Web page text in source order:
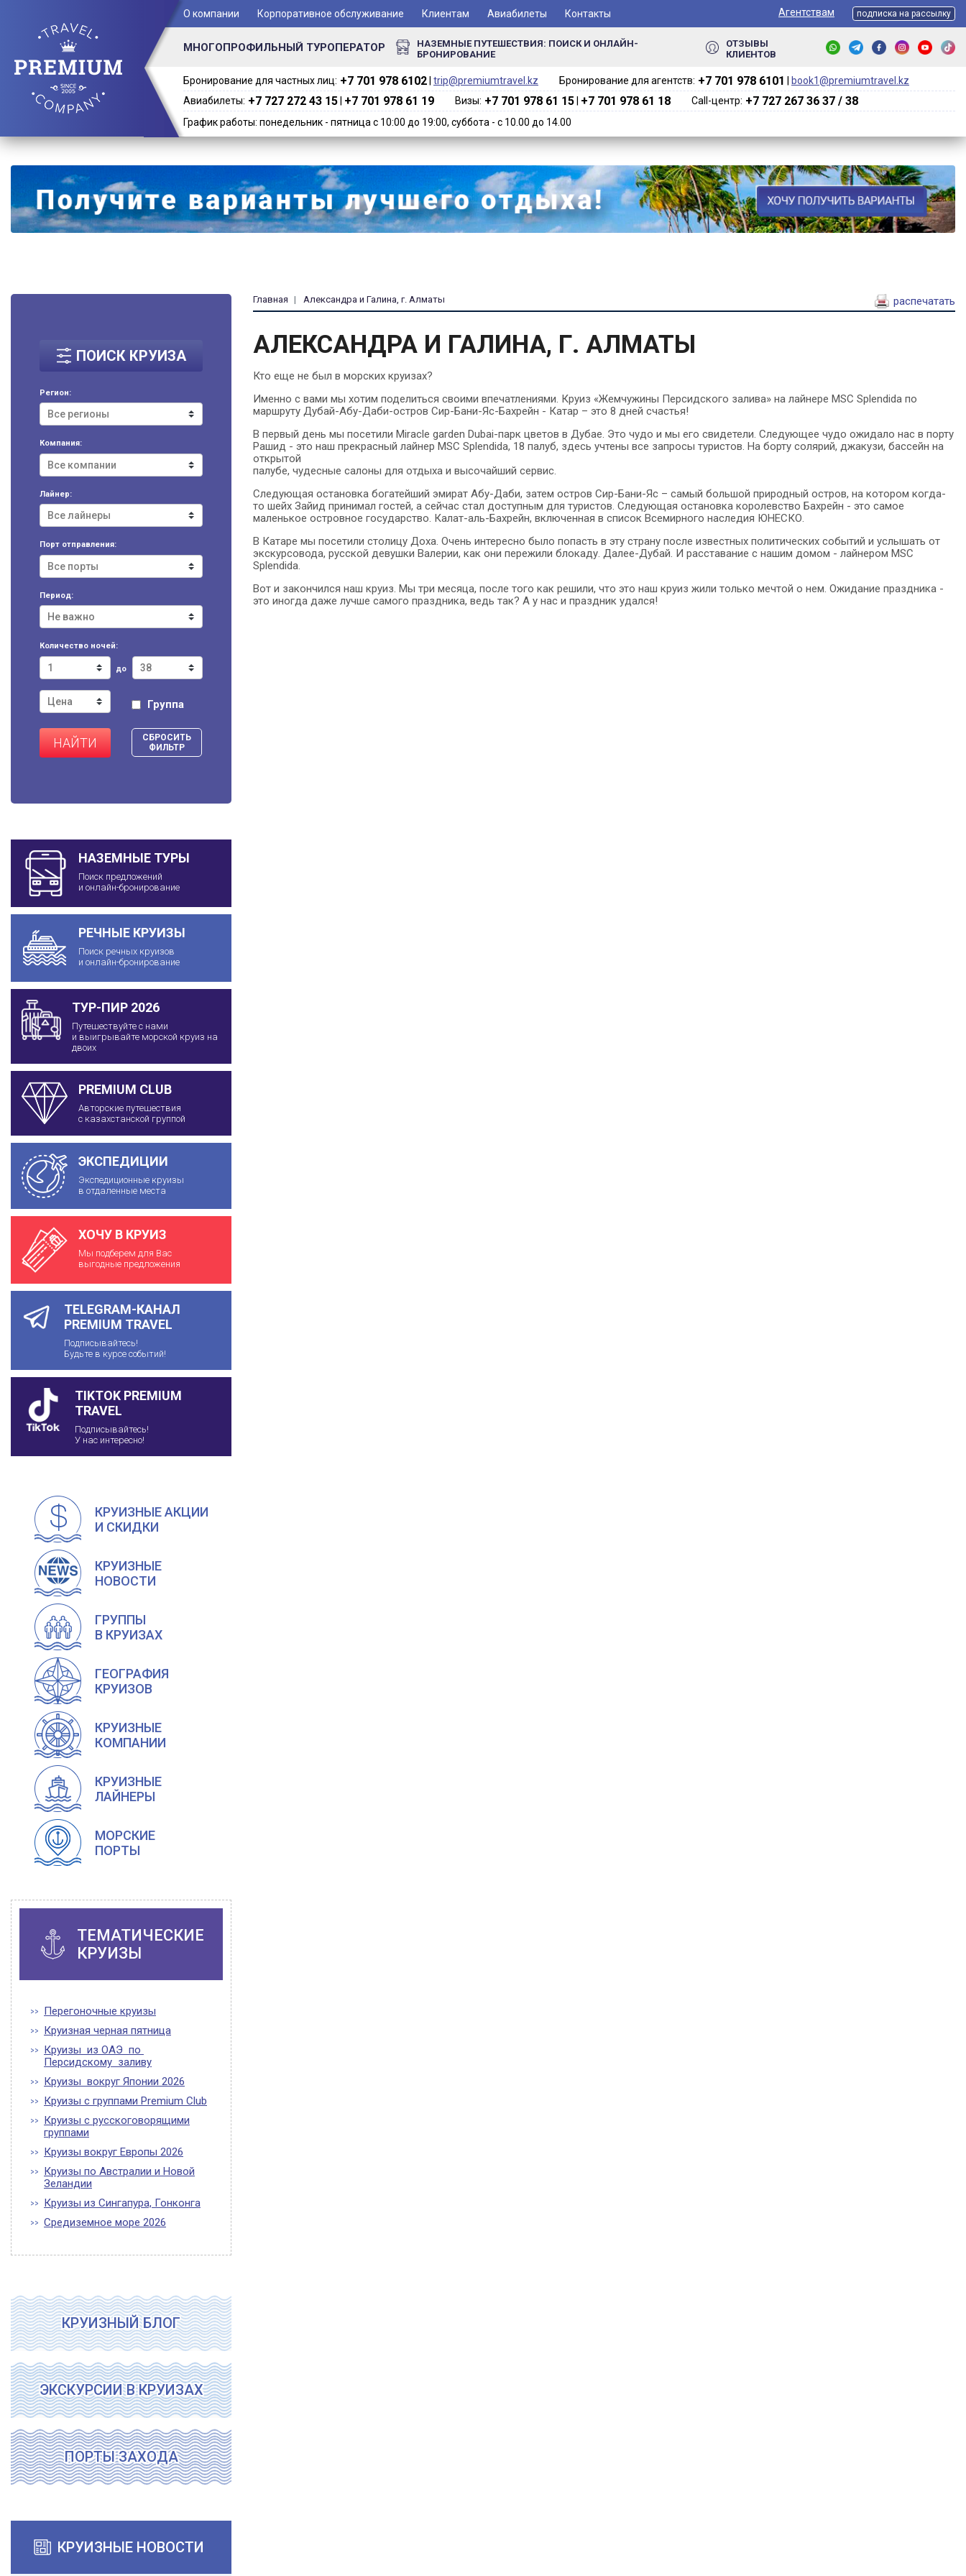
О компании Корпоративное обслуживание Клиентам Авиабилеты Контакты Агентствам подписка на рассылку
МНОГОПРОФИЛЬНЫЙ ТУРОПЕРАТОР
НАЗЕМНЫЕ ПУТЕШЕСТВИЯ: ПОИСК И ОНЛАЙН-
БРОНИРОВАНИЕ
ОТЗЫВЫ
КЛИЕНТОВ
Бронирование для частных лиц: +7 701 978 6102‬ trip@premiumtravel.kz Бронирование для агентств: +7 701 978 6101‬
book1@premiumtravel.kz
Авиабилеты: +7 727 272 43 15 +7 701 978 61 19 Визы: +7 701 978 61 15 +7 701 978 61 18 Call-центр: +7 727 267 36 37 / 38
График работы: понедельник - пятница с 10:00 до 19:00, суббота - с 10.00 до 14.00
ПОИСК КРУИЗА
Регион:
Компания:
Лайнер:
Порт отправления:
Период:
Количество ночей:
до
Группа
НАЙТИ
СБРОСИТЬ
ФИЛЬТР
НАЗЕМНЫЕ ТУРЫ
Поиск предложений
и онлайн-бронирование
РЕЧНЫЕ КРУИЗЫ
Поиск речных круизов
и онлайн-бронирование
ТУР-ПИР 2026
Путешествуйте с нами
и выигрывайте морской круиз на
двоих
PREMIUM CLUB
Авторские путешествия
с казахстанской группой
ЭКСПЕДИЦИИ
Экспедиционные круизы
в отдаленные места
ХОЧУ В КРУИЗ
Мы подберем для Вас
выгодные предложения
TELEGRAM-КАНАЛ
PREMIUM TRAVEL
Подписывайтесь!
Будьте в курсе событий!
TIKTOK PREMIUM
TRAVEL
Подписывайтесь!
У нас интересно!
КРУИЗНЫЕ АКЦИИ
И СКИДКИ
КРУИЗНЫЕ
НОВОСТИ
ГРУППЫ
В КРУИЗАХ
ГЕОГРАФИЯ
КРУИЗОВ
КРУИЗНЫЕ
КОМПАНИИ
КРУИЗНЫЕ
ЛАЙНЕРЫ
МОРСКИЕ
ПОРТЫ
ТЕМАТИЧЕСКИЕ
КРУИЗЫ
Перегоночные круизы
Круизная черная пятница
Круизы из ОАЭ по
Персидскому заливу
Круизы вокруг Японии 2026
Круизы с группами Premium Club
Круизы с русскоговорящими
группами
Круизы вокруг Европы 2026
Круизы по Австралии и Новой
Зеландии
Круизы из Сингапура, Гонконга
Средиземное море 2026
КРУИЗНЫЙ БЛОГ
ЭКСКУРСИИ В КРУИЗАХ
ПОРТЫ ЗАХОДА
КРУИЗНЫЕ НОВОСТИ
Главная Александра и Галина, г. Алматы распечатать
АЛЕКСАНДРА И ГАЛИНА, Г. АЛМАТЫ
Кто еще не был в морских круизах?
Именно с вами мы хотим поделиться своими впечатлениями. Круиз «Жемчужины Персидского залива» на лайнере MSC Splendida по
маршруту Дубай-Абу-Даби-остров Сир-Бани-Яс-Бахрейн - Катар – это 8 дней счастья!
В первый день мы посетили Miracle garden Dubai-парк цветов в Дубае. Это чудо и мы его свидетели. Следующее чудо ожидало нас в порту
Рашид - это наш прекрасный лайнер MSC Splendida, 18 палуб, здесь учтены все запросы туристов. На борту солярий, джакузи, бассейн на
открытой
палубе, чудесные салоны для отдыха и высочайший сервис.
Следующая остановка богатейший эмират Абу-Даби, затем остров Сир-Бани-Яс – самый большой природный остров, на котором когда-
то шейх Зайид принимал гостей, а сейчас стал доступным для туристов. Следующая остановка королевство Бахрейн - это самое
маленькое островное государство. Калат-аль-Бахрейн, включенная в список Всемирного наследия ЮНЕСКО.
В Катаре мы посетили столицу Доха. Очень интересно было попасть в эту страну после известных политических событий и услышать от
экскурсовода, русской девушки Валерии, как они пережили блокаду. Далее-Дубай. И расставание с нашим домом - лайнером MSC
Splendida.
Вот и закончился наш круиз. Мы три месяца, после того как решили, что это наш круиз жили только мечтой о нем. Ожидание праздника -
это иногда даже лучше самого праздника, ведь так? А у нас и праздник удался!